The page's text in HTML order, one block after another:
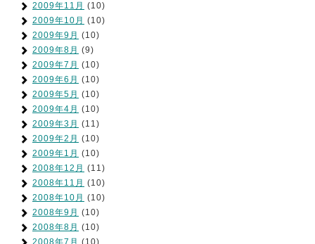
2009年11月 (10)
2009年10月 (10)
2009年9月 (10)
2009年8月 (9)
2009年7月 (10)
2009年6月 (10)
2009年5月 (10)
2009年4月 (10)
2009年3月 (11)
2009年2月 (10)
2009年1月 (10)
2008年12月 (11)
2008年11月 (10)
2008年10月 (10)
2008年9月 (10)
2008年8月 (10)
2008年7月 (10)